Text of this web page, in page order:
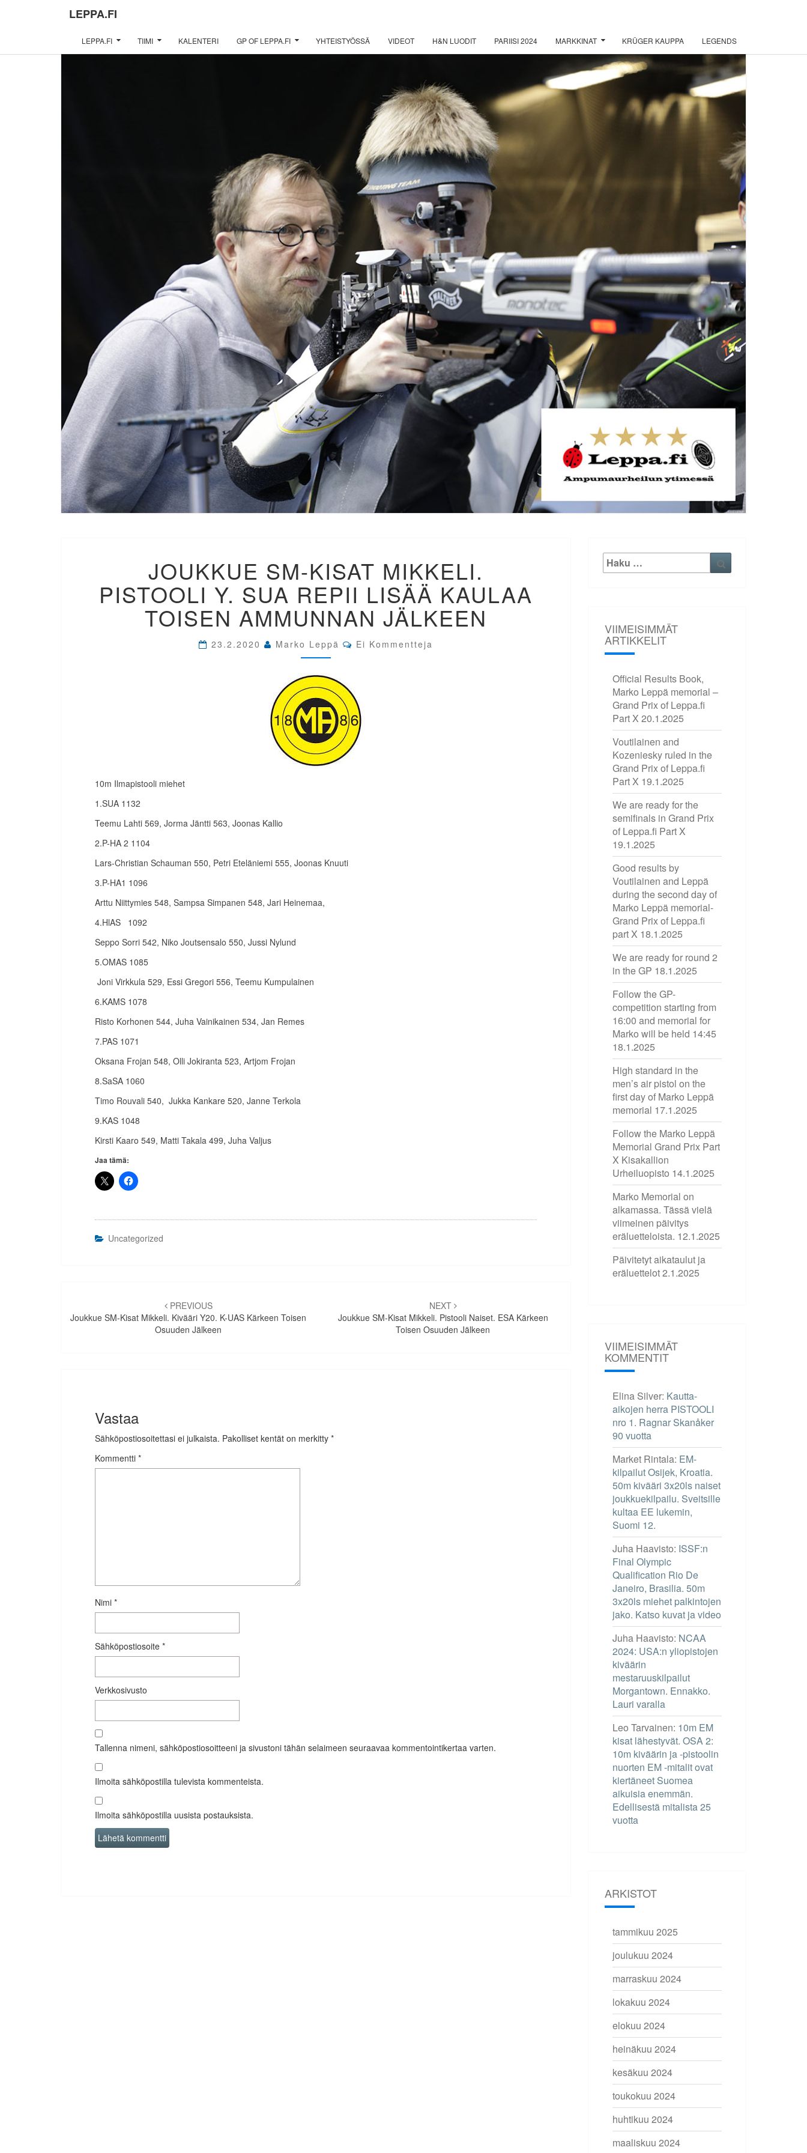
LEPPA.FI
LEPPA.FI TIIMI KALENTERI GP OF LEPPA.FI YHTEISTYÖSSÄ VIDEOT H&N LUODIT PARIISI 2024 MARKKINAT KRÜGER KAUPPA LEGENDS
SM-
KISAT
MIKKELI.
PISTOOLI
Y.
SUA
LISÄÄ
KAULAA
TOISEN
AMMUNNAN
JÄLKEEN
JOUKKUE SM-KISAT MIKKELI.
PISTOOLI Y. SUA REPII LISÄÄ KAULAA
TOISEN AMMUNNAN JÄLKEEN
23.2.2020 Marko Leppä Comments
Ei Kommentteja
10m Ilmapistooli miehet
1.SUA 1132
Teemu Lahti 569, Jorma Jäntti 563, Joonas Kallio
2.P-HA 2 1104
Lars-Christian Schauman 550, Petri Eteläniemi 555, Joonas Knuuti
3.P-HA1 1096
Arttu Niittymies 548, Sampsa Simpanen 548, Jari Heinemaa,
4.HlAS 1092
Seppo Sorri 542, Niko Joutsensalo 550, Jussi Nylund
5.OMAS 1085
Joni Virkkula 529, Essi Gregori 556, Teemu Kumpulainen
6.KAMS 1078
Risto Korhonen 544, Juha Vainikainen 534, Jan Remes
7.PAS 1071
Oksana Frojan 548, Olli Jokiranta 523, Artjom Frojan
8.SaSA 1060
Timo Rouvali 540, Jukka Kankare 520, Janne Terkola
9.KAS 1048
Kirsti Kaaro 549, Matti Takala 499, Juha Valjus
Jaa tämä:
Uncategorized
selaus
PREVIOUS
Joukkue SM-Kisat Mikkeli. Kivääri Y20. K-UAS Kärkeen Toisen
Osuuden Jälkeen
NEXT
Joukkue SM-Kisat Mikkeli. Pistooli Naiset. ESA Kärkeen
Toisen Osuuden Jälkeen
Vastaa
Sähköpostiosoitettasi ei julkaista. Pakolliset kentät on merkitty *
Kommentti *
Nimi *
Sähköpostiosoite *
Verkkosivusto
Tallenna nimeni, sähköpostiosoitteeni ja sivustoni tähän selaimeen seuraavaa kommentointikertaa varten.
Ilmoita sähköpostilla tulevista kommenteista.
Ilmoita sähköpostilla uusista postauksista.
Etsi:
VIIMEISIMMÄT
ARTIKKELIT
Official Results Book,
Marko Leppä memorial –
Grand Prix of Leppa.fi
Part X 20.1.2025
Voutilainen and
Kozeniesky ruled in the
Grand Prix of Leppa.fi
Part X 19.1.2025
We are ready for the
semifinals in Grand Prix
of Leppa.fi Part X
19.1.2025
Good results by
Voutilainen and Leppä
during the second day of
Marko Leppä memorial-
Grand Prix of Leppa.fi
part X 18.1.2025
We are ready for round 2
in the GP 18.1.2025
Follow the GP-
competition starting from
16:00 and memorial for
Marko will be held 14:45
18.1.2025
High standard in the
men’s air pistol on the
first day of Marko Leppä
memorial 17.1.2025
Follow the Marko Leppä
Memorial Grand Prix Part
X Kisakallion
Urheiluopisto 14.1.2025
Marko Memorial on
alkamassa. Tässä vielä
viimeinen päivitys
eräluetteloista. 12.1.2025
Päivitetyt aikataulut ja
eräluettelot2.1.2025
VIIMEISIMMÄT
KOMMENTIT
Elina Silver: Kautta-
aikojen herra PISTOOLI
nro 1. Ragnar Skanåker
90 vuotta
Market Rintala: EM-
kilpailut Osijek, Kroatia.
50m kivääri 3x20ls naiset
joukkuekilpailu. Sveitsille
kultaa EE lukemin,
Suomi 12.
Juha Haavisto: ISSF:n
Final Olympic
Qualification Rio De
Janeiro, Brasilia. 50m
3x20ls miehet palkintojen
jako. Katso kuvat ja video
Juha Haavisto: NCAA
2024: USA:n yliopistojen
kiväärin
mestaruuskilpailut
Morgantown. Ennakko.
Lauri varalla
Leo Tarvainen: 10m EM
kisat lähestyvät. OSA 2:
10m kiväärin ja -pistoolin
nuorten EM -mitalit ovat
kiertäneet Suomea
aikuisia enemmän.
Edellisestä mitalista 25
vuotta
ARKISTOT
tammikuu 2025
joulukuu 2024
marraskuu 2024
lokakuu 2024
elokuu 2024
heinäkuu 2024
kesäkuu 2024
toukokuu 2024
huhtikuu 2024
maaliskuu 2024